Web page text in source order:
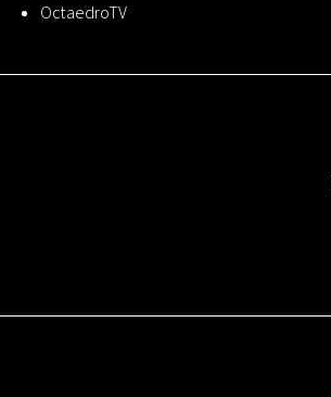
OctaedroTV